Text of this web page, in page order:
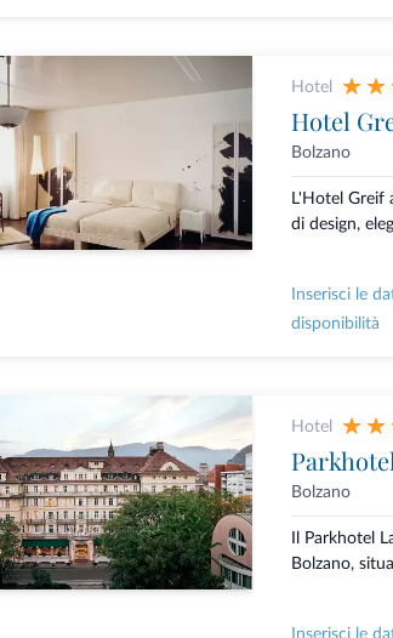
Hotel
Hotel
Bolzano
L'Hotel Greif
di design,
Inserisci le
disponibilità
Hotel
Bolzano
Il Parkhotel
Bolzano,
Inserisci le